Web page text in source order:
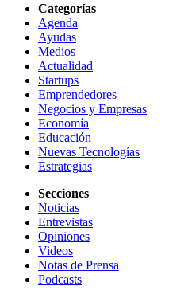
Categorías
Agenda
Ayudas
Medios
Actualidad
Startups
Emprendedores
Negocios y Empresas
Economía
Educación
Nuevas Tecnologías
Estrategias
Secciones
Noticias
Entrevistas
Opiniones
Videos
Notas de Prensa
Podcasts